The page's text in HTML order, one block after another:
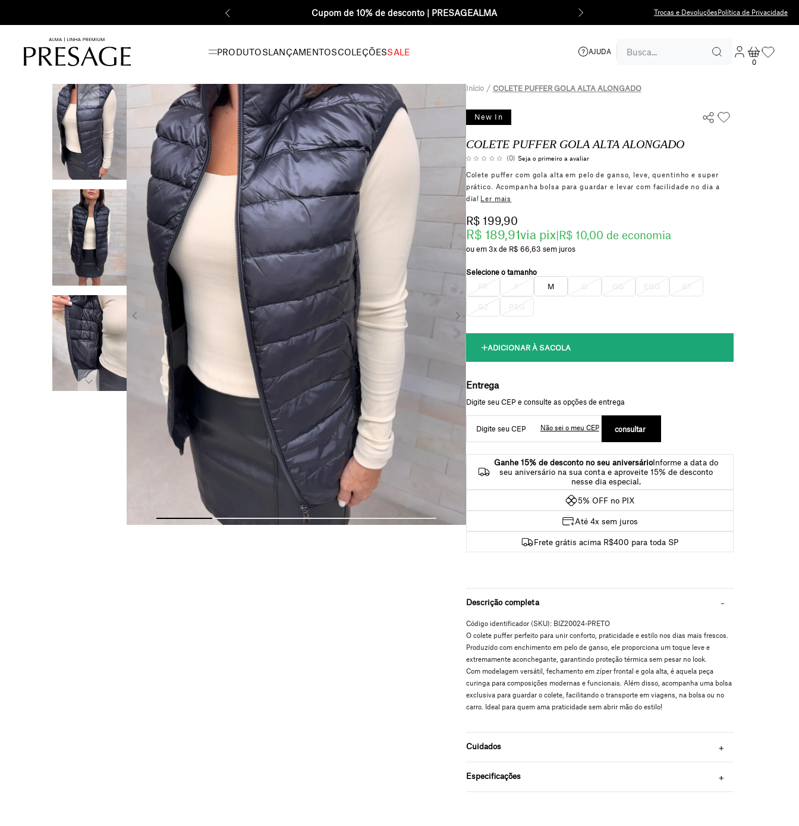
Frete grátis acima R$400 para SP 5%
Trocas e Devoluções Política de Privacidade
PRODUTOSLANÇAMENTOSCOLEÇÕESSALE
AJUDA
0
Início COLETE PUFFER GOLA ALTA ALONGADO
New In
COLETE PUFFER GOLA ALTA ALONGADO
(0) Seja o primeiro a avaliar
Colete puffer com gola alta em pelo de ganso, leve, quentinho e super
prático. Acompanha bolsa para guardar e levar com facilidade no dia a
dia! Ler mais
R$ 189,91via pix|R$ 10,00 de economia
R$ 199,90
3x R$ 66,63 sem juros
PP P M G GG EGG G1
G2 PSG
Não sei o meu CEP
Ganhe 15% de desconto no seu aniversárioInforme a data do
seu aniversário na sua conta e aproveite 15% de desconto
nesse dia especial.
5% OFF no PIX
Até 4x sem juros
Frete grátis acima R$400 para toda SP
Descrição completa
Código identificador (SKU):BIZ20024-PRETO
O colete puffer perfeito para unir conforto, praticidade e estilo nos dias mais frescos.
Produzido com enchimento em pelo de ganso, ele proporciona um toque leve e
extremamente aconchegante, garantindo proteção térmica sem pesar no look.
Com modelagem versátil, fechamento em zíper frontal e gola alta, é aquela peça
curinga para composições modernas e funcionais. Além disso, acompanha uma bolsa
exclusiva para guardar o colete, facilitando o transporte em viagens, na bolsa ou no
carro. Ideal para quem ama praticidade sem abrir mão do estilo!
Cuidados
Especificações